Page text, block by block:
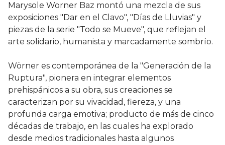
Marysole Worner Baz montó una mezcla de sus
exposiciones "Dar en el Clavo", "Días de Lluvias" y
piezas de la serie "Todo se Mueve", que reflejan el
arte solidario, humanista y marcadamente sombrío.
Wörner es contemporánea de la "Generación de la
Ruptura", pionera en integrar elementos
prehispánicos a su obra, sus creaciones se
caracterizan por su vivacidad, fiereza, y una
profunda carga emotiva; producto de más de cinco
décadas de trabajo, en las cuales ha explorado
desde medios tradicionales hasta algunos